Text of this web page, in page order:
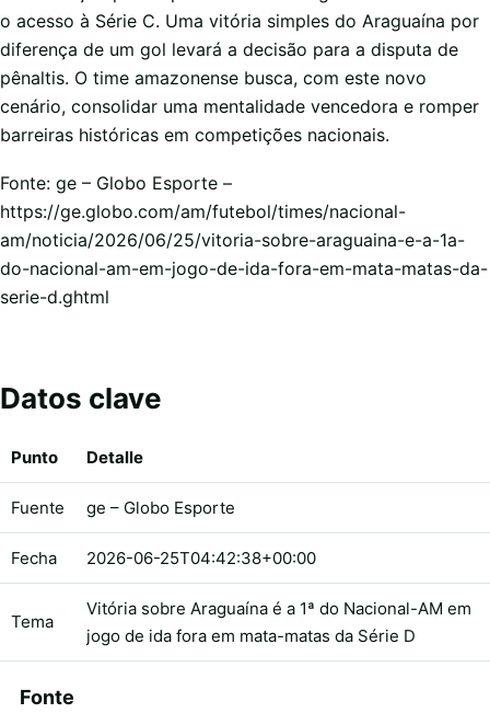
o acesso à Série C. Uma vitória simples do Araguaína por
diferença de um gol levará a decisão para a disputa de
pênaltis. O time amazonense busca, com este novo
cenário, consolidar uma mentalidade vencedora e romper
barreiras históricas em competições nacionais.
Fonte: ge – Globo Esporte –
https://ge.globo.com/am/futebol/times/nacional-
am/noticia/2026/06/25/vitoria-sobre-araguaina-e-a-1a-
do-nacional-am-em-jogo-de-ida-fora-em-mata-matas-da-
serie-d.ghtml
Datos clave
Punto Detalle
Fuente ge – Globo Esporte
Fecha 2026-06-25T04:42:38+00:00
Tema
Vitória sobre Araguaína é a 1ª do Nacional-AM em
jogo de ida fora em mata-matas da Série D
Fonte